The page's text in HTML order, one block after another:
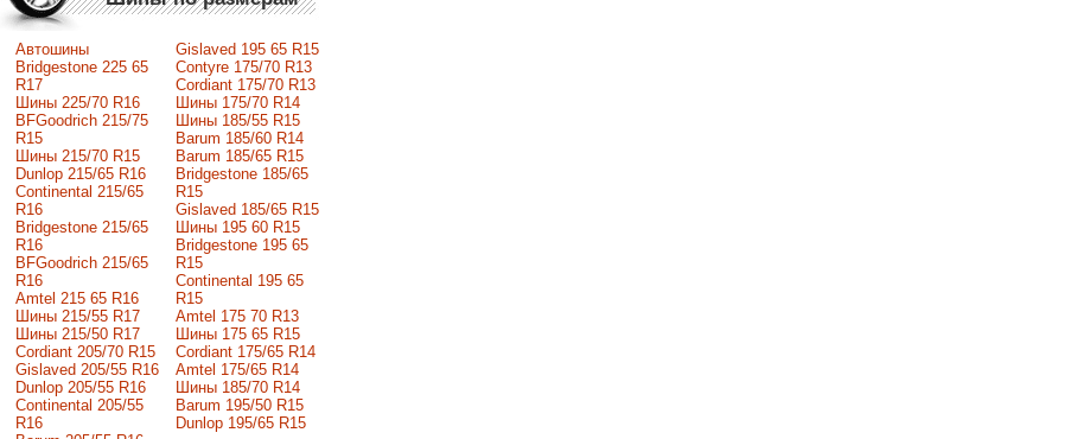
Автошины
Bridgestone 225 65
R17
Шины 225/70 R16
BFGoodrich 215/75
R15
Шины 215/70 R15
Dunlop 215/65 R16
Continental 215/65
R16
Bridgestone 215/65
R16
BFGoodrich 215/65
R16
Amtel 215 65 R16
Шины 215/55 R17
Шины 215/50 R17
Сordiant 205/70 R15
Gislaved 205/55 R16
Dunlop 205/55 R16
Continental 205/55
R16
Gislaved 195 65 R15
Contyre 175/70 R13
Cordiant 175/70 R13
Шины 175/70 R14
Шины 185/55 R15
Barum 185/60 R14
Barum 185/65 R15
Bridgestone 185/65
R15
Gislaved 185/65 R15
Шины 195 60 R15
Bridgestone 195 65
R15
Continental 195 65
R15
Amtel 175 70 R13
Шины 175 65 R15
Cordiant 175/65 R14
Amtel 175/65 R14
Шины 185/70 R14
Barum 195/50 R15
Dunlop 195/65 R15